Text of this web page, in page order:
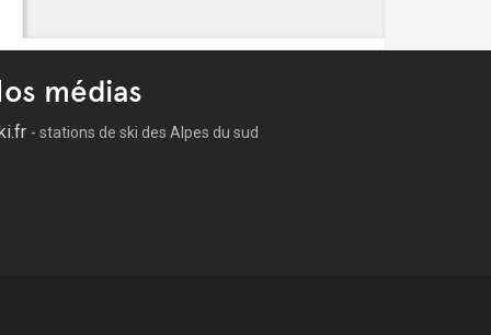
médias
- stations de ski des Alpes du sud